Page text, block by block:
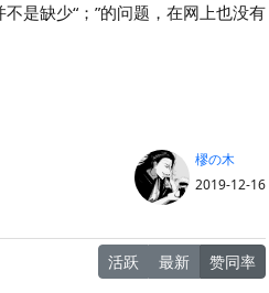
是缺少“；”的问题，在网上也没有
樛の木
2019-12-16
活跃 最新 赞同率